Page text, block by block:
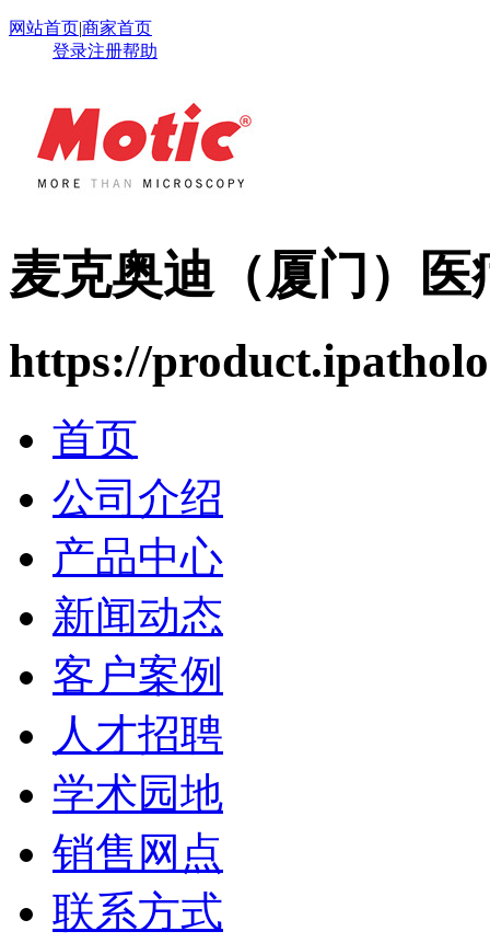
网站首页|商家首页
登录注册帮助
麦克奥迪（厦门）
https://
首页
公司介绍
产品中心
新闻动态
客户案例
人才招聘
学术园地
销售网点
联系方式